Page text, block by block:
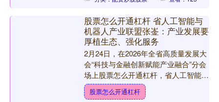
股票怎么开通杠杆 省人工智能与
机器人产业联盟张崟：产业发展要
厚植生态、强化服务
2月24日，在2026年全省高质量发展大
会“科技与金融创新赋能产业融合”分会
场上股票怎么开通杠杆，省人工智能与
机器人产业联盟副理事长兼秘书长张崟
提到，当前，广东....
股票怎么开通杠杆